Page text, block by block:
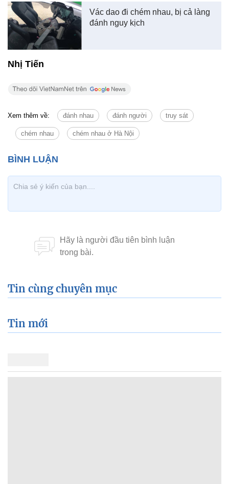
Vác dao đi chém nhau, bị cả làng
đánh nguy kịch
Nhị Tiến
Xem thêm về: đánh nhau đánh người truy sát
chém nhau chém nhau ở Hà Nội
Tin cùng chuyên mục
Tin mới